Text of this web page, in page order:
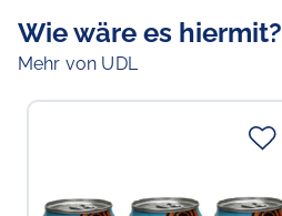
Wie wäre es hiermit?
Mehr von UDL